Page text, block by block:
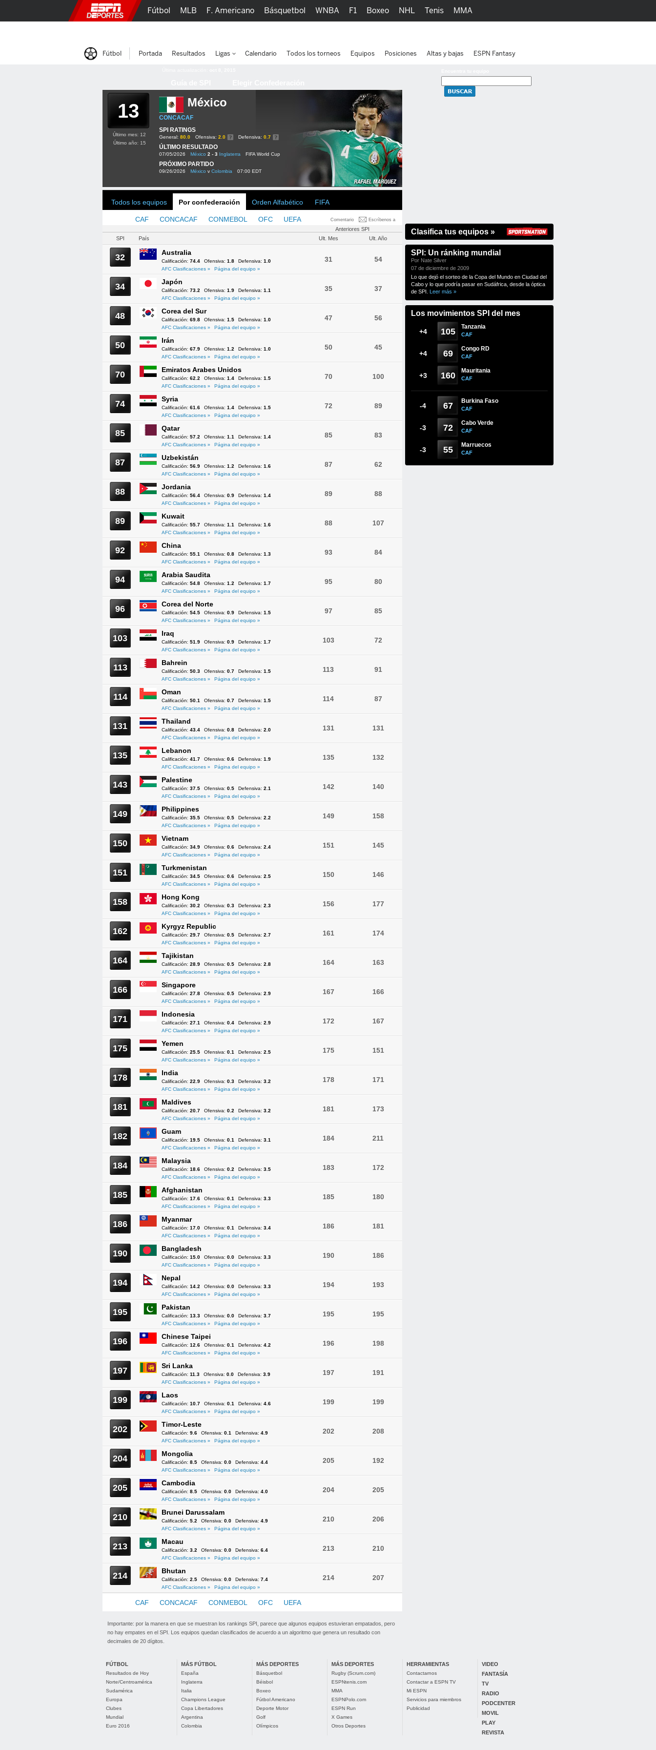
13 México
CONCACAF
SPI RATINGS
General: 80.0 Ofensiva: 2.0 Defensiva: 0.7
ÚLTIMO RESULTADO
07/05/2026 México 2 - 3 Inglaterra FIFA World Cup
PRÓXIMO PARTIDO
09/26/2026 México v Colombia 07:00 EDT
Último mes: 12
Último año: 15
Todos los equipos Por confederación Orden Alfabético FIFA
Comentario Escríbenos a
CAF CONCACAF CONMEBOL OFC UEFA
Anteriores SPI
SPI
País Ult. Mes Ult. Año
32 Australia
Calificación: 74.4 Ofensiva: 1.8 Defensiva: 1.0
AFC Clasificaciones »
Página del equipo »
31 54
34 Japón
Calificación: 73.2 Ofensiva: 1.9 Defensiva: 1.1
AFC Clasificaciones »
Página del equipo »
35 37
48 Corea del Sur
Calificación: 69.8 Ofensiva: 1.5 Defensiva: 1.0
AFC Clasificaciones »
Página del equipo »
47 56
50 Irán
Calificación: 67.9 Ofensiva: 1.2 Defensiva: 1.0
AFC Clasificaciones »
Página del equipo »
50 45
70 Emiratos Arabes Unidos
Calificación: 62.2 Ofensiva: 1.4 Defensiva: 1.5
AFC Clasificaciones »
Página del equipo »
70 100
74 Syria
Calificación: 61.6 Ofensiva: 1.4 Defensiva: 1.5
AFC Clasificaciones »
Página del equipo »
72 89
85 Qatar
Calificación: 57.2 Ofensiva: 1.1 Defensiva: 1.4
AFC Clasificaciones »
Página del equipo »
85 83
87 Uzbekistán
Calificación: 56.9 Ofensiva: 1.2 Defensiva: 1.6
AFC Clasificaciones »
Página del equipo »
87 62
88 Jordania
Calificación: 56.4 Ofensiva: 0.9 Defensiva: 1.4
AFC Clasificaciones »
Página del equipo »
89 88
89 Kuwait
Calificación: 55.7 Ofensiva: 1.1 Defensiva: 1.6
AFC Clasificaciones »
Página del equipo »
88 107
92 China
Calificación: 55.1 Ofensiva: 0.8 Defensiva: 1.3
AFC Clasificaciones »
Página del equipo »
93 84
94 Arabia Saudita
Calificación: 54.8 Ofensiva: 1.2 Defensiva: 1.7
AFC Clasificaciones »
Página del equipo »
95 80
96 Corea del Norte
Calificación: 54.5 Ofensiva: 0.9 Defensiva: 1.5
AFC Clasificaciones »
Página del equipo »
97 85
103 Iraq
Calificación: 51.9 Ofensiva: 0.9 Defensiva: 1.7
AFC Clasificaciones »
Página del equipo »
103 72
113 Bahrein
Calificación: 50.3 Ofensiva: 0.7 Defensiva: 1.5
AFC Clasificaciones »
Página del equipo »
113 91
114 Oman
Calificación: 50.1 Ofensiva: 0.7 Defensiva: 1.5
AFC Clasificaciones »
Página del equipo »
114 87
131 Thailand
Calificación: 43.4 Ofensiva: 0.8 Defensiva: 2.0
AFC Clasificaciones »
Página del equipo »
131 131
135 Lebanon
Calificación: 41.7 Ofensiva: 0.6 Defensiva: 1.9
AFC Clasificaciones »
Página del equipo »
135 132
143 Palestine
Calificación: 37.5 Ofensiva: 0.5 Defensiva: 2.1
AFC Clasificaciones »
Página del equipo »
142 140
149 Philippines
Calificación: 35.5 Ofensiva: 0.5 Defensiva: 2.2
AFC Clasificaciones »
Página del equipo »
149 158
150 Vietnam
Calificación: 34.9 Ofensiva: 0.6 Defensiva: 2.4
AFC Clasificaciones »
Página del equipo »
151 145
151 Turkmenistan
Calificación: 34.5 Ofensiva: 0.6 Defensiva: 2.5
AFC Clasificaciones »
Página del equipo »
150 146
158 Hong Kong
Calificación: 30.2 Ofensiva: 0.3 Defensiva: 2.3
AFC Clasificaciones »
Página del equipo »
156 177
162 Kyrgyz Republic
Calificación: 29.7 Ofensiva: 0.5 Defensiva: 2.7
AFC Clasificaciones »
Página del equipo »
161 174
164 Tajikistan
Calificación: 28.9 Ofensiva: 0.5 Defensiva: 2.8
AFC Clasificaciones »
Página del equipo »
164 163
166 Singapore
Calificación: 27.8 Ofensiva: 0.5 Defensiva: 2.9
AFC Clasificaciones »
Página del equipo »
167 166
171 Indonesia
Calificación: 27.1 Ofensiva: 0.4 Defensiva: 2.9
AFC Clasificaciones »
Página del equipo »
172 167
175 Yemen
Calificación: 25.5 Ofensiva: 0.1 Defensiva: 2.5
AFC Clasificaciones »
Página del equipo »
175 151
178 India
Calificación: 22.9 Ofensiva: 0.3 Defensiva: 3.2
AFC Clasificaciones »
Página del equipo »
178 171
181 Maldives
Calificación: 20.7 Ofensiva: 0.2 Defensiva: 3.2
AFC Clasificaciones »
Página del equipo »
181 173
182 Guam
Calificación: 19.5 Ofensiva: 0.1 Defensiva: 3.1
AFC Clasificaciones »
Página del equipo »
184 211
184 Malaysia
Calificación: 18.6 Ofensiva: 0.2 Defensiva: 3.5
AFC Clasificaciones »
Página del equipo »
183 172
185 Afghanistan
Calificación: 17.6 Ofensiva: 0.1 Defensiva: 3.3
AFC Clasificaciones »
Página del equipo »
185 180
186 Myanmar
Calificación: 17.0 Ofensiva: 0.1 Defensiva: 3.4
AFC Clasificaciones »
Página del equipo »
186 181
190 Bangladesh
Calificación: 15.0 Ofensiva: 0.0 Defensiva: 3.3
AFC Clasificaciones »
Página del equipo »
190 186
194 Nepal
Calificación: 14.2 Ofensiva: 0.0 Defensiva: 3.3
AFC Clasificaciones »
Página del equipo »
194 193
195 Pakistan
Calificación: 13.3 Ofensiva: 0.0 Defensiva: 3.7
AFC Clasificaciones »
Página del equipo »
195 195
196 Chinese Taipei
Calificación: 12.6 Ofensiva: 0.1 Defensiva: 4.2
AFC Clasificaciones »
Página del equipo »
196 198
197 Sri Lanka
Calificación: 11.3 Ofensiva: 0.0 Defensiva: 3.9
AFC Clasificaciones »
Página del equipo »
197 191
199 Laos
Calificación: 10.7 Ofensiva: 0.1 Defensiva: 4.6
AFC Clasificaciones »
Página del equipo »
199 199
202 Timor-Leste
Calificación: 9.6 Ofensiva: 0.1 Defensiva: 4.9
AFC Clasificaciones »
Página del equipo »
202 208
204 Mongolia
Calificación: 8.5 Ofensiva: 0.0 Defensiva: 4.4
AFC Clasificaciones »
Página del equipo »
205 192
205 Cambodia
Calificación: 8.5 Ofensiva: 0.0 Defensiva: 4.0
AFC Clasificaciones »
Página del equipo »
204 205
210 Brunei Darussalam
Calificación: 5.2 Ofensiva: 0.0 Defensiva: 4.9
AFC Clasificaciones »
Página del equipo »
210 206
213 Macau
Calificación: 3.2 Ofensiva: 0.0 Defensiva: 6.4
AFC Clasificaciones »
Página del equipo »
213 210
214 Bhutan
Calificación: 2.5 Ofensiva: 0.0 Defensiva: 7.4
AFC Clasificaciones »
Página del equipo »
214 207
CAF CONCACAF CONMEBOL OFC UEFA
Importante: por la manera en que se muestran los rankings SPI, parece que algunos equipos estuvieran empatados, pero
no hay empates en el SPI. Los equipos quedan clasificados de acuerdo a un algoritmo que genera un resultado con
decimales de 20 dígitos.
Clasifica tus equipos »
SPI: Un ránking mundial
Por Nate Silver
07 de diciembre de 2009
Lo que dejó el sorteo de la Copa del Mundo en Ciudad del
Cabo y lo que podría pasar en Sudáfrica, desde la óptica
de SPI. Leer más »
Los movimientos SPI del mes
+4 105 Tanzania
CAF
+4 69 Congo RD
CAF
+3 160 Mauritania
CAF
-4 67 Burkina Faso
CAF
-3 72 Cabo Verde
CAF
-3 55 Marruecos
CAF
FÚTBOL
Resultados de Hoy
Norte/Centroamérica
Sudamérica
Europa
Clubes
Mundial
Euro 2016
MÁS FÚTBOL
España
Inglaterra
Italia
Champions League
Copa Libertadores
Argentina
Colombia
MÁS DEPORTES
Básquetbol
Béisbol
Boxeo
Fútbol Americano
Deporte Motor
Golf
Olímpicos
MÁS DEPORTES
Rugby (Scrum.com)
ESPNtenis.com
MMA
ESPNPolo.com
ESPN Run
X Games
Otros Deportes
HERRAMIENTAS
Contactarnos
Contactar a ESPN TV
Mi ESPN
Servicios para miembros
Publicidad
VIDEO
FANTASÍA
TV
RADIO
PODCENTER
MOVIL
PLAY
REVISTA
Fútbol MLB F. Americano Básquetbol WNBA F1 Boxeo NHL Tenis MMA
Fútbol Portada Resultados Ligas Calendario Todos los torneos Equipos Posiciones Altas y bajas ESPN Fantasy